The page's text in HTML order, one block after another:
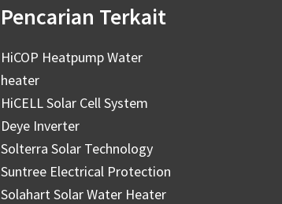
Pencarian Terkait
HiCOP Heatpump Water
heater
HiCELL Solar Cell System
Deye Inverter
Solterra Solar Technology
Suntree Electrical Protection
Solahart Solar Water Heater